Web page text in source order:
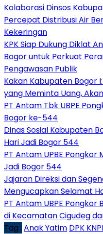
Kolaborasi Dinsos
Percepat Distribusi Air
Kekeringan
KPK Siap Dukung Diklat
Bogor untuk Perkuat
Pengawasan Publik
Kakan Kabupaten Bogor
yang Meminta Uang,
PT Antam Tbk UBPE
Bogor ke-544
Dinas Sosial Kabupaten
Hari Jadi Bogor 544
PT Antam UPBE
Jadi Bogor 544
Jajaran Direksi dan
Mengucapkan Selamat
PT Antam UBPE
di Kecamatan Cigudeg
Tag : Anak Yatim DPK KNPI